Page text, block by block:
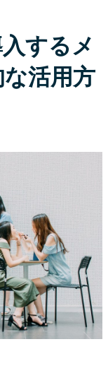
するメ
活用方